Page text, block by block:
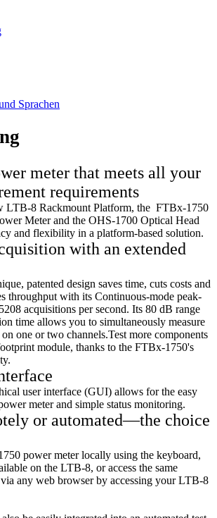
Sprachen
meter that meets all your
requirements
LTB-8 Rackmount Platform, the FTBx-1750
Meter and the OHS-1700 Optical Head
and flexibility in a platform-based solution.
with an extended
patented design saves time, cuts costs and
throughput with its Continuous-mode peak-
acquisitions per second. Its 80 dB range
time allows you to simultaneously measure
one or two channels.Test more components
module, thanks to the FTBx-1750's
user interface (GUI) allows for the easy
meter and simple status monitoring.
or automated—the choice
power meter locally using the keyboard,
on the LTB-8, or access the same
any web browser by accessing your LTB-8